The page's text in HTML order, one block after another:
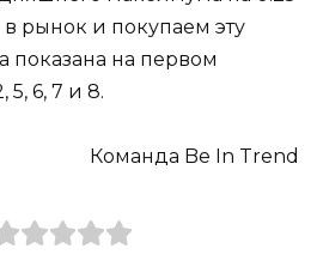
рынок и покупаем эту
показана на первом
5, 6, 7 и 8.
Команда Be In Trend